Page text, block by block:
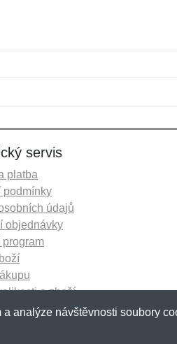
servis
platba
podmínky
údajů
objednávky
a zboží
analýze návštěvnosti soubory